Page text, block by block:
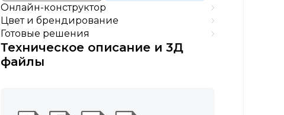
Онлайн-конструктор
Цвет и брендирование
Готовые решения
Техническое описание и 3Д
файлы